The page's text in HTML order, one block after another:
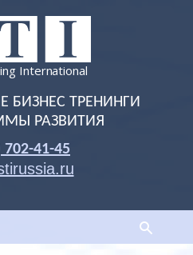
International
БИЗНЕС ТРЕНИНГИ
РАЗВИТИЯ
702-41-45